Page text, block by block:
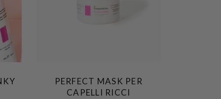
PERFECT MASK PER
CAPELLI RICCI